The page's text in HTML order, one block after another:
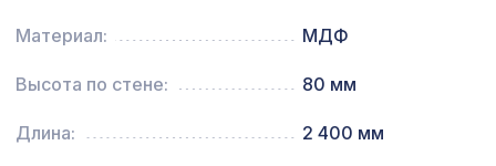
Материал: МДФ
Высота по стене: 80 мм
Длина: 2 400 мм